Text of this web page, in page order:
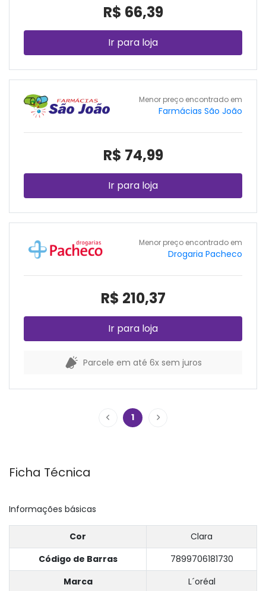
R$ 66,39
Ir para loja
Menor preço encontrado em
Farmácias São João
R$ 74,99
Ir para loja
Menor preço encontrado em
Drogaria Pacheco
R$ 210,37
Ir para loja
Parcele em até 6x sem juros
1
Ficha Técnica
Informações básicas
Cor
Clara
Código de Barras
7899706181730
Marca
L´oréal